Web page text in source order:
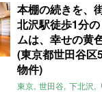
本棚の続きを、
北沢駅徒歩1分
ムは、幸せの黄
(東京都世田谷区
物件)
東京 世田谷 下北沢